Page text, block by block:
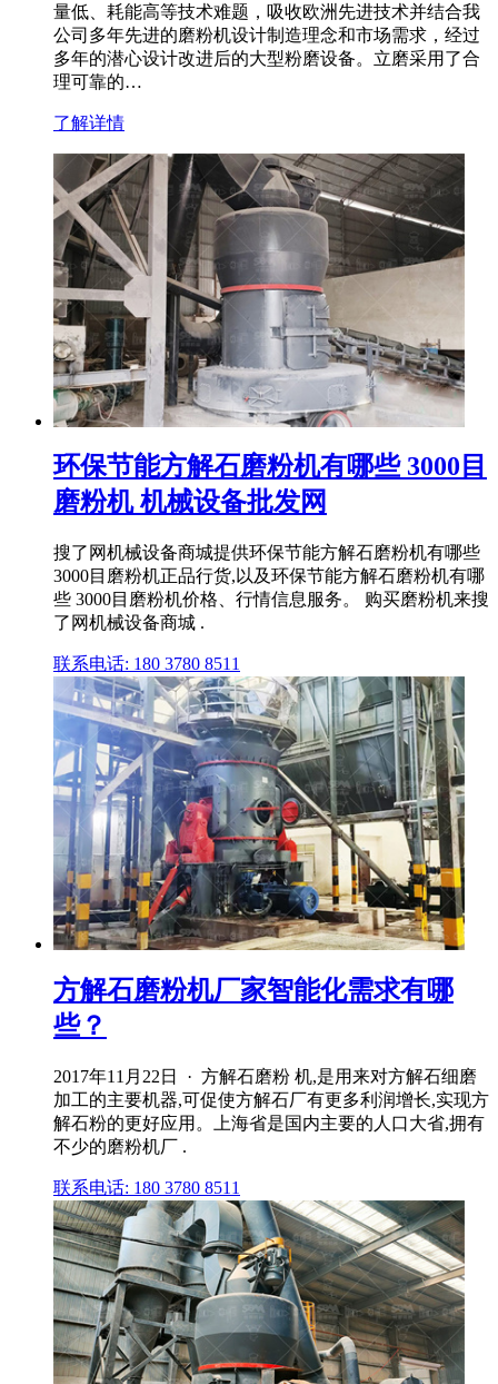
量低、耗能高等技术难题，吸收欧洲先进技术并结合我
公司多年先进的磨粉机设计制造理念和市场需求，经过
多年的潜心设计改进后的大型粉磨设备。立磨采用了合
理可靠的…
了解详情
环保节能方解石磨粉机有哪些 3000目
磨粉机 机械设备批发网
搜了网机械设备商城提供环保节能方解石磨粉机有哪些
3000目磨粉机正品行货,以及环保节能方解石磨粉机有哪
些 3000目磨粉机价格、行情信息服务。 购买磨粉机来搜
了网机械设备商城 .
联系电话: 180 3780 8511
方解石磨粉机厂家智能化需求有哪
些？
2017年11月22日 · 方解石磨粉 机,是用来对方解石细磨
加工的主要机器,可促使方解石厂有更多利润增长,实现方
解石粉的更好应用。上海省是国内主要的人口大省,拥有
不少的磨粉机厂 .
联系电话: 180 3780 8511